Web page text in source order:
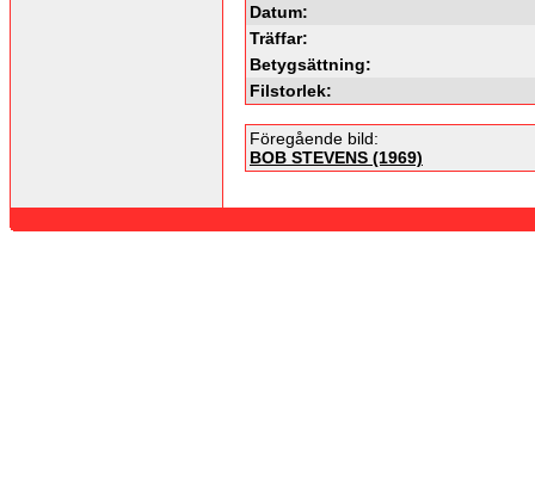
Datum:
Träffar:
Betygsättning:
Filstorlek:
Föregående bild:
BOB STEVENS (1969)